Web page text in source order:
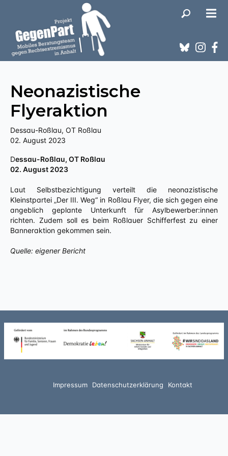
Neonazistische
Flyeraktion
Dessau-Roßlau, OT Roßlau
02. August 2023
Dessau-Roßlau, OT Roßlau
02. August 2023
Laut Selbstbezichtigung verteilt die neonazistische
Kleinstpartei „Der III. Weg“ in Roßlau Flyer, die sich gegen eine
angeblich geplante Unterkunft für Asylbewerber:innen
richten. Zudem soll es beim Roßlauer Schifferfest zu einer
Banneraktion gekommen sein.
Quelle: eigener Bericht
Impressum Datenschutzerklärung Kontakt